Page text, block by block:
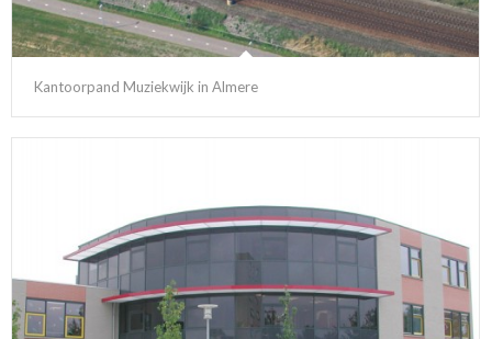
Kantoorpand Muziekwijk in Almere